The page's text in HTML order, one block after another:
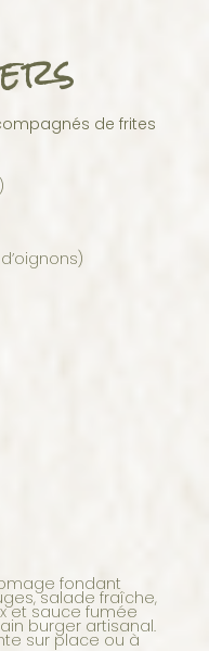
de frites
salade fraîche,
et sauce fumée
burger artisanal.
sur place ou à